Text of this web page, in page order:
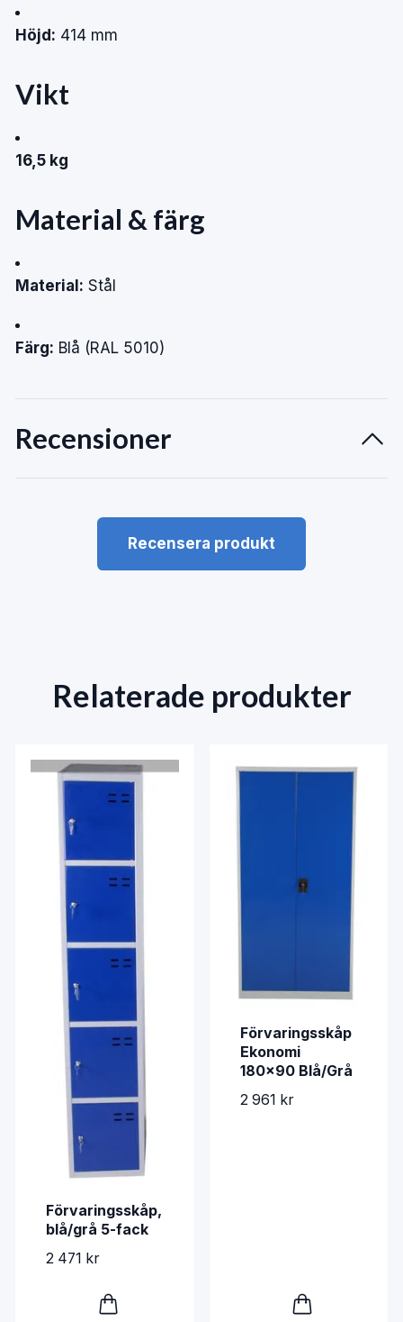
Höjd: 414 mm
Vikt
16,5 kg
Material & färg
Material: Stål
Färg: Blå (RAL 5010)
Recensioner
Recensera produkt
Relaterade produkter
Förvaringsskåp,
blå/grå 5-fack
2 471 kr
Förvaringsskåp
Ekonomi
180x90 Blå/Grå
2 961 kr